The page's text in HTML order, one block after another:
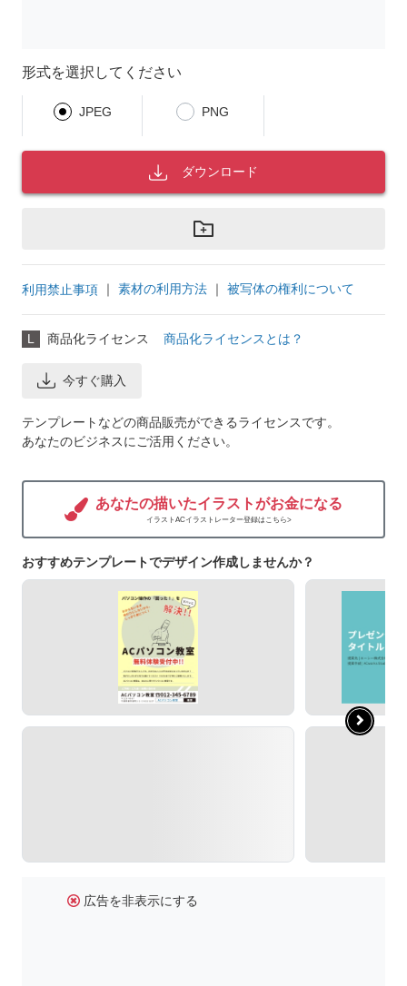
形式を選択してください
JPEG PNG
ダウンロード
利用禁止事項 ｜ 素材の利用方法 ｜ 被写体の権利について
L 商品化ライセンス 商品化ライセンスとは？
今すぐ購入
テンプレートなどの商品販売ができるライセンスです。
あなたのビジネスにご活用ください。
あなたの描いたイラストがお金になる
イラストACイラストレーター登録はこちら>
おすすめテンプレートでデザイン作成しませんか？
広告を非表示にする